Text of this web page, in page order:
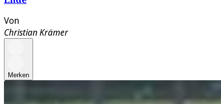
Von
Christian Krämer
Merken